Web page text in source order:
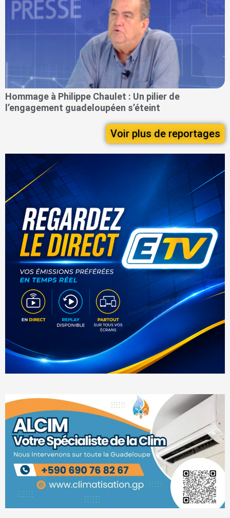
Hommage à Philippe Chaulet : Un pilier de
l’engagement guadeloupéen s’éteint
Voir plus de reportages